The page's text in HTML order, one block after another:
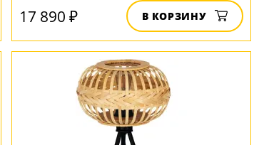
17 890 ₽ В КОРЗИНУ